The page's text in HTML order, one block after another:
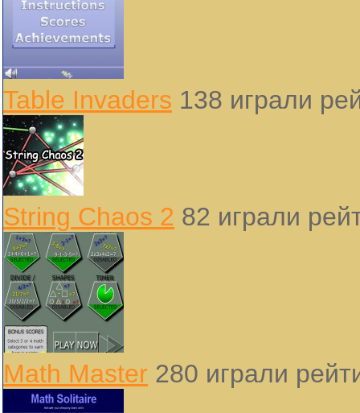
Table Invaders 138 играли
String Chaos 2 82 играли
Math Master 280 играли